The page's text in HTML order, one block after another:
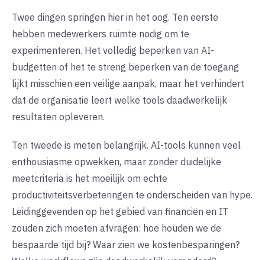
Twee dingen springen hier in het oog. Ten eerste
hebben medewerkers ruimte nodig om te
experimenteren. Het volledig beperken van AI-
budgetten of het te streng beperken van de toegang
lijkt misschien een veilige aanpak, maar het verhindert
dat de organisatie leert welke tools daadwerkelijk
resultaten opleveren.
Ten tweede is meten belangrijk. AI-tools kunnen veel
enthousiasme opwekken, maar zonder duidelijke
meetcriteria is het moeilijk om echte
productiviteitsverbeteringen te onderscheiden van hype.
Leidinggevenden op het gebied van financiën en IT
zouden zich moeten afvragen: hoe houden we de
bespaarde tijd bij? Waar zien we kostenbesparingen?